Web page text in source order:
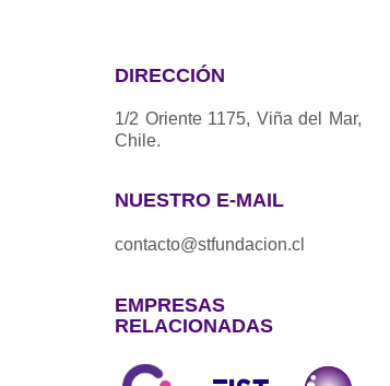
DIRECCIÓN
1/2 Oriente 1175, Viña del Mar,
Chile.
NUESTRO E-MAIL
contacto@stfundacion.cl
EMPRESAS
RELACIONADAS